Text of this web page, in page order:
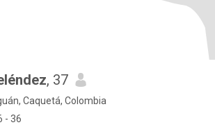
, 37
Caquetá, Colombia
- 36